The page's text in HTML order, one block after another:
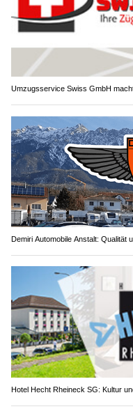
Umzugsservice Swiss GmbH
Demiri Automobile Anstalt: Qualität
Hotel Hecht Rheineck SG: Kultur